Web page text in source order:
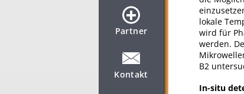
Partner
Kontakt
lokale
wird für
werden.
B2
In-situ